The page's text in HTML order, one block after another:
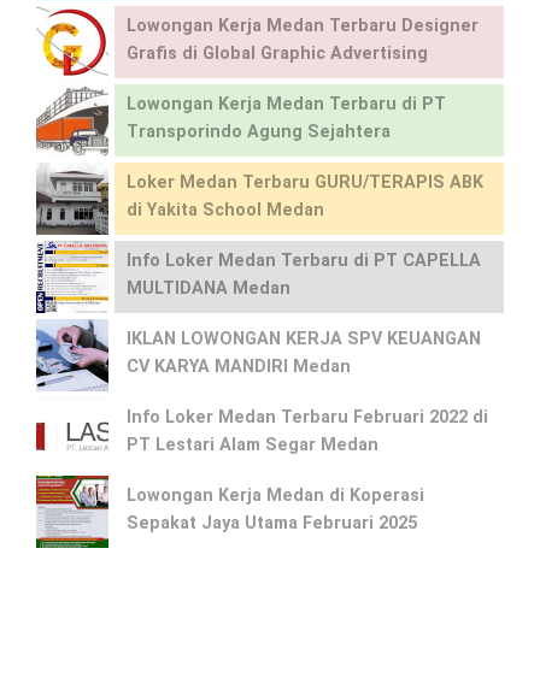
Lowongan Kerja Medan Terbaru Designer
Grafis di Global Graphic Advertising
Lowongan Kerja Medan Terbaru di PT
Transporindo Agung Sejahtera
Loker Medan Terbaru GURU/TERAPIS ABK
di Yakita School Medan
Info Loker Medan Terbaru di PT CAPELLA
MULTIDANA Medan
IKLAN LOWONGAN KERJA SPV KEUANGAN
CV KARYA MANDIRI Medan
Info Loker Medan Terbaru Februari 2022 di
PT Lestari Alam Segar Medan
Lowongan Kerja Medan di Koperasi
Sepakat Jaya Utama Februari 2025